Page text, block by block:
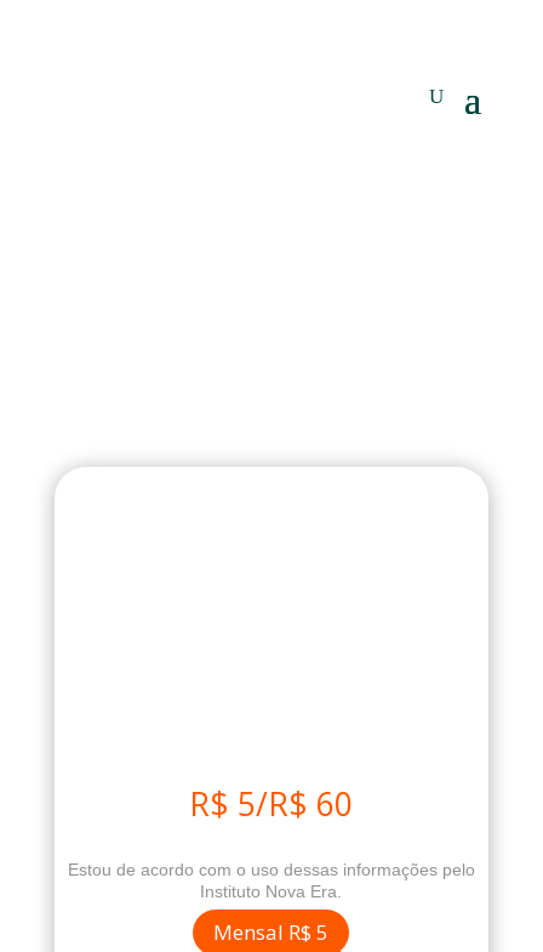
R$ 5/R$ 60
Estou de acordo com o uso dessas informações pelo
Instituto Nova Era.
Mensal R$ 5